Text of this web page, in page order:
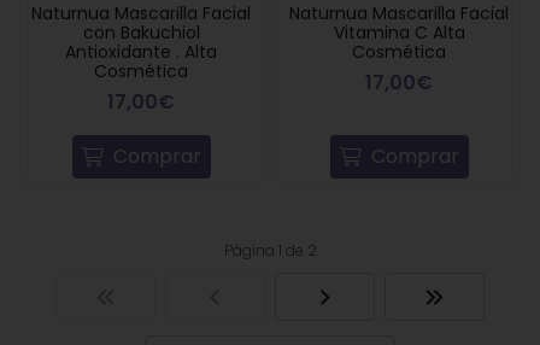
Naturnua Mascarilla Facial
con Bakuchiol
Antioxidante . Alta
Cosmética
17,00€
Comprar
Naturnua Mascarilla Facial
Vitamina C Alta
Cosmética
17,00€
Comprar
Página 1 de 2